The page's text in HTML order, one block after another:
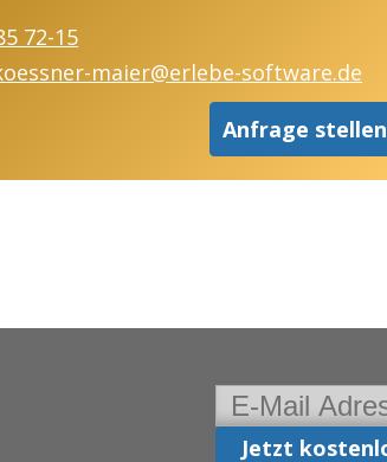
72-15
maier@erlebe-software.de
Anfrage stellen